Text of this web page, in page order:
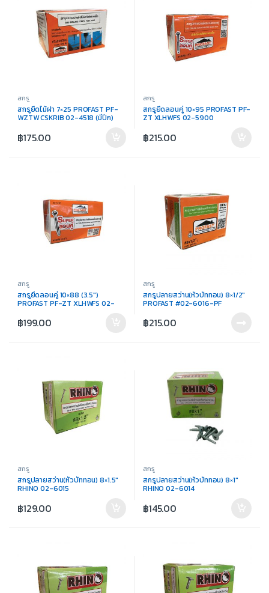
สกรู
สกรูยึดไม้ฝา 7×25 PROFAST PF-
WZTW CSKRIB 02-4518 (มีปีก)
฿175.00
สกรู
สกรูยึดลอนคู่ 10×95 PROFAST PF-
ZT XLHWFS 02-5900
฿215.00
สกรู
สกรูยึดลอนคู่ 10×88 (3.5″)
PROFAST PF-ZT XLHWFS 02-
฿199.00
สกรู
สกรูปลายสว่าน(หัวบัททอน) 8×1/2″
PROFAST #02-6016-PF
฿215.00
สกรู
สกรูปลายสว่าน(หัวบัททอน) 8×1.5″
RHINO 02-6015
฿129.00
สกรู
สกรูปลายสว่าน(หัวบัททอน) 8×1″
RHINO 02-6014
฿145.00